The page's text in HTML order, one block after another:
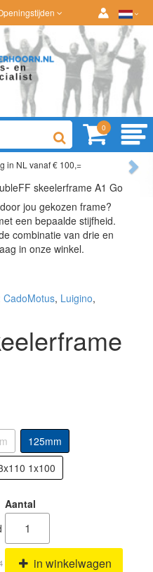
0
vanaf € 100,=
wat naar wens!
Ruim assortiment,
Advies op maat
skeelerframe A1 Go
jou gekozen frame?
een bepaalde stijfheid.
combinatie van drie en
in onze winkel.
CadoMotus, Luigino,
125mm
1x100
Aantal
in winkelwagen